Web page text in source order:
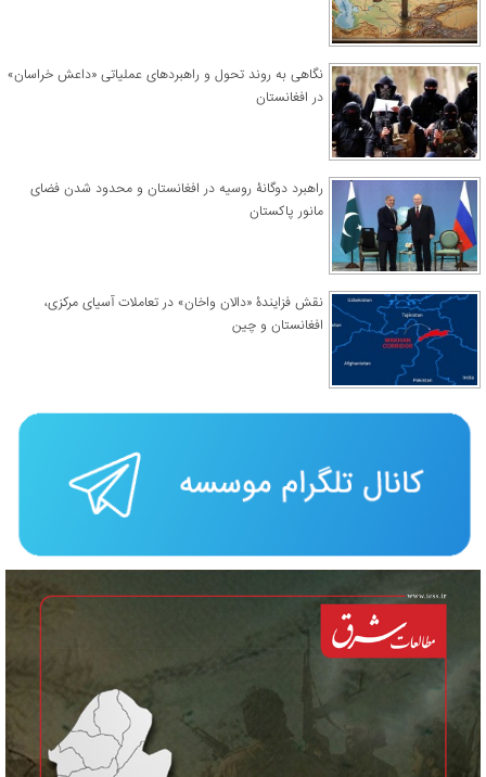
نگاهی به روند تحول و راهبردهای عملیاتی «داعش خراسان»
در افغانستان
راهبرد دوگانۀ روسیه در افغانستان و محدود شدن فضای
مانور پاکستان
نقش فزایندۀ «دالان واخان» در تعاملات آسیای مرکزی،
افغانستان و چین